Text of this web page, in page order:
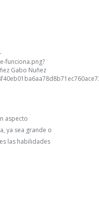
funciona.png?
Gabo Nuñez
aspecto
ya sea grande o
las habilidades